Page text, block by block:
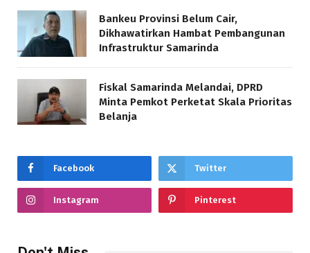
Bankeu Provinsi Belum Cair,
Dikhawatirkan Hambat Pembangunan
Infrastruktur Samarinda
Fiskal Samarinda Melandai, DPRD
Minta Pemkot Perketat Skala Prioritas
Belanja
Facebook Twitter
Instagram Pinterest